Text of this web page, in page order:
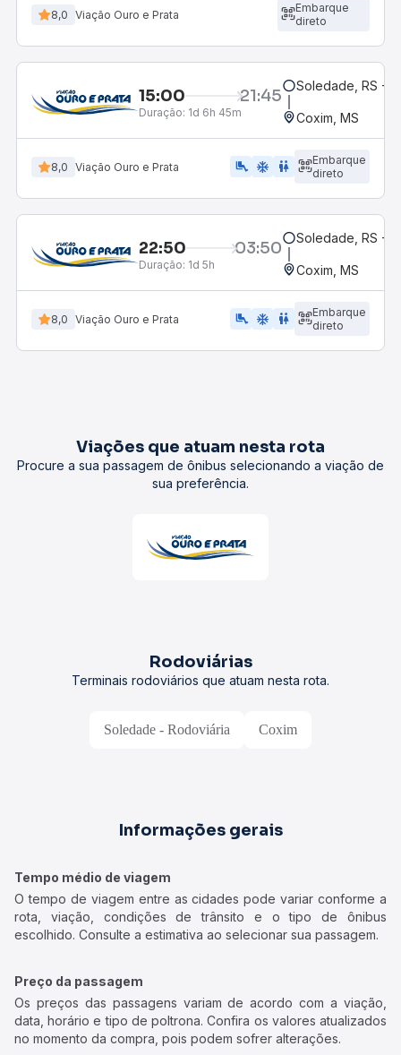
8,0 Viação Ouro e Prata
Embarque
direto
15:00 21:45
Duração: 1d 6h 45m
Soledade, RS -
Coxim, MS
8,0 Viação Ouro e Prata airline_seat_legroom_extra ac_unit WC
Embarque
direto
22:50 03:50
Duração: 1d 5h
Soledade, RS -
Coxim, MS
8,0 Viação Ouro e Prata airline_seat_legroom_extra ac_unit WC
Embarque
direto
Viações que atuam nesta rota
Procure a sua passagem de ônibus selecionando a viação de
sua preferência.
Rodoviárias
Terminais rodoviários que atuam nesta rota.
Soledade - Rodoviária Coxim
Informações gerais
Tempo médio de viagem
O tempo de viagem entre as cidades pode variar conforme a
rota, viação, condições de trânsito e o tipo de ônibus
escolhido. Consulte a estimativa ao selecionar sua passagem.
Preço da passagem
Os preços das passagens variam de acordo com a viação,
data, horário e tipo de poltrona. Confira os valores atualizados
no momento da compra, pois podem sofrer alterações.